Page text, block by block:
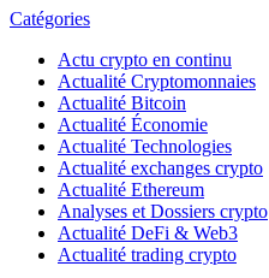
Catégories
Actu crypto en continu
Actualité Cryptomonnaies
Actualité Bitcoin
Actualité Économie
Actualité Technologies
Actualité exchanges crypto
Actualité Ethereum
Analyses et Dossiers crypto
Actualité DeFi & Web3
Actualité trading crypto